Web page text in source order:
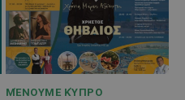
ΜΈΝΟΥΜΕ ΚΎΠΡΟ